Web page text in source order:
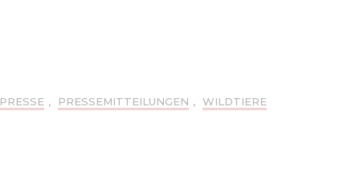
PRESSE , PRESSEMITTEILUNGEN , WILDTIERE